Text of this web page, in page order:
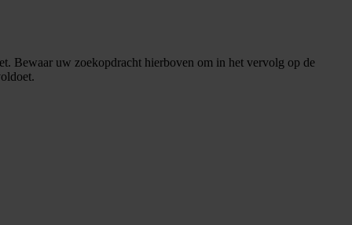
Bewaar uw zoekopdracht hierboven om in het vervolg op de